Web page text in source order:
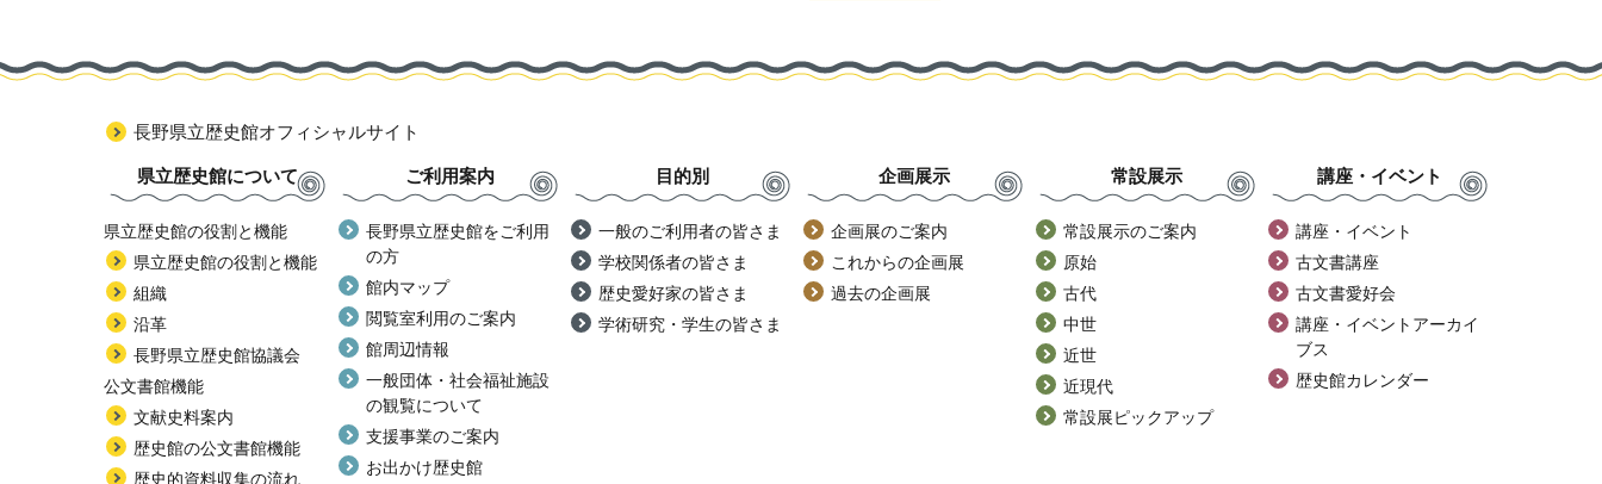
長野県立歴史館オフィシャルサイト
県立歴史館について
県立歴史館の役割と機能
県立歴史館の役割と機能
組織
沿革
長野県立歴史館協議会
公文書館機能
文献史料案内
歴史館の公文書館機能
歴史的資料収集の流れ
ご利用案内
長野県立歴史館をご利用
の方
館内マップ
閲覧室利用のご案内
館周辺情報
一般団体・社会福祉施設
の観覧について
支援事業のご案内
お出かけ歴史館
目的別
一般のご利用者の皆さま
学校関係者の皆さま
歴史愛好家の皆さま
学術研究・学生の皆さま
企画展示
企画展のご案内
これからの企画展
過去の企画展
常設展示
常設展示のご案内
原始
古代
中世
近世
近現代
常設展ピックアップ
講座・イベント
講座・イベント
古文書講座
古文書愛好会
講座・イベントアーカイ
ブス
歴史館カレンダー